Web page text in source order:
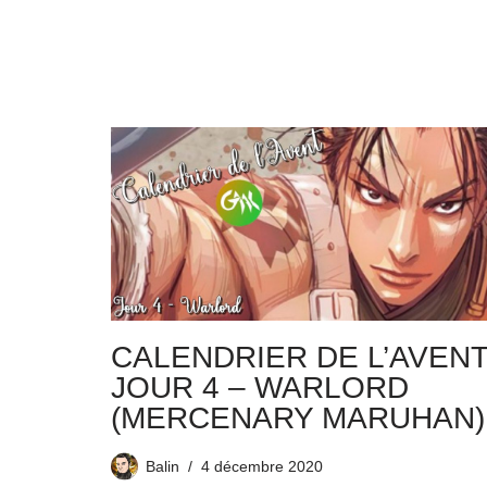
CALENDRIER DE
JOUR 4 – WARLORD
(MERCENARY MARUHAN)
Balin 4 décembre 2020